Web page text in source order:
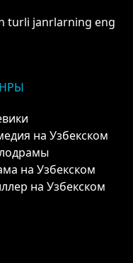
turli janrlarning eng
на Узбекском
на Узбекском
на Узбекском